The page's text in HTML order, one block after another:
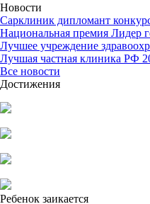
Новости
Сарклиник дипломант
Национальная премия Лидер
Лучшее учреждение
Лучшая частная клиника РФ
Все новости
Достижения
Ребенок заикается